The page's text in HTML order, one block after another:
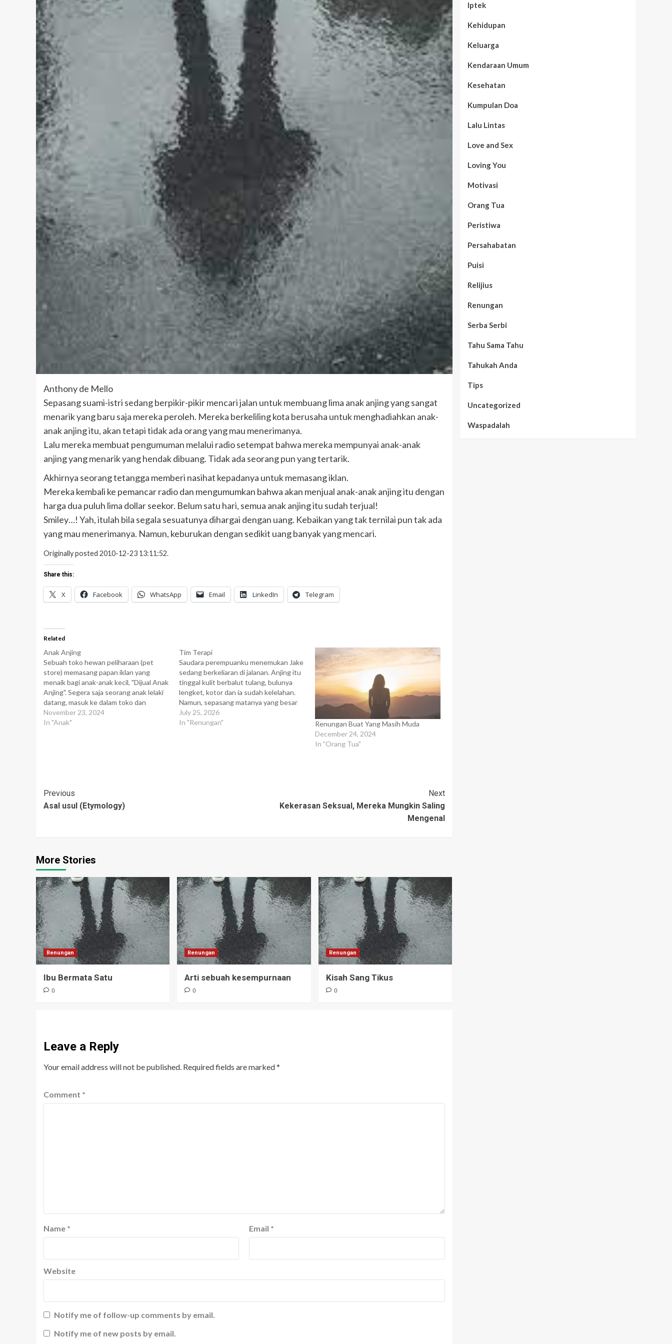
Anthony de Mello
Sepasang suami-istri sedang berpikir-pikir mencari jalan untuk membuang lima anak anjing yang sangat
menarik yang baru saja mereka peroleh. Mereka berkeliling kota berusaha untuk menghadiahkan anak-
anak anjing itu, akan tetapi tidak ada orang yang mau menerimanya.
Lalu mereka membuat pengumuman melalui radio setempat bahwa mereka mempunyai anak-anak
anjing yang menarik yang hendak dibuang. Tidak ada seorang pun yang tertarik.
Akhirnya seorang tetangga memberi nasihat kepadanya untuk memasang iklan.
Mereka kembali ke pemancar radio dan mengumumkan bahwa akan menjual anak-anak anjing itu dengan
harga dua puluh lima dollar seekor. Belum satu hari, semua anak anjing itu sudah terjual!
Smiley…! Yah, itulah bila segala sesuatunya dihargai dengan uang. Kebaikan yang tak ternilai pun tak ada
yang mau menerimanya. Namun, keburukan dengan sedikit uang banyak yang mencari.
Originally posted 2010-12-23 13:11:52.
Share this:
X Facebook WhatsApp Email LinkedIn Telegram
Related
Anak Anjing
Sebuah toko hewan peliharaan (pet
store) memasang papan iklan yang
menaik bagi anak-anak kecil, "Dijual Anak
Anjing". Segera saja seorang anak lelaki
datang, masuk ke dalam toko dan
bertanya "Berapa harga anak anjing yang
anda jual itu?" Pemilik toko itu
November 23, 2024
In "Anak"
Tim Terapi
Saudara perempuanku menemukan Jake
sedang berkeliaran di jalanan. Anjing itu
tinggal kulit berbalut tulang, bulunya
lengket, kotor dan ia sudah kelelahan.
Namun, sepasang matanya yang besar
tampak berbinar-binar seperti mata
seekor kijang. Keluargaku meneleponku
July 25, 2026
In "Renungan"
Renungan Buat Yang Masih Muda
December 24, 2024
In "Orang Tua"
Post
Navigation
Previous
Asal usul (Etymology)
Next
Kekerasan Seksual, Mereka Mungkin Saling
Mengenal
More Stories
Renungan
Ibu Bermata Satu
0
Renungan
Arti sebuah kesempurnaan
0
Renungan
Kisah Sang Tikus
0
Leave a Reply
Your email address will not be published. Required fields are marked*
Comment *
Name * Email *
Website
Notify me of follow-up comments by email.
Notify me of new posts by email.
Iptek
Kehidupan
Keluarga
Kendaraan Umum
Kesehatan
Kumpulan Doa
Lalu Lintas
Love and Sex
Loving You
Motivasi
Orang Tua
Peristiwa
Persahabatan
Puisi
Relijius
Renungan
Serba Serbi
Tahu Sama Tahu
Tahukah Anda
Tips
Uncategorized
Waspadalah